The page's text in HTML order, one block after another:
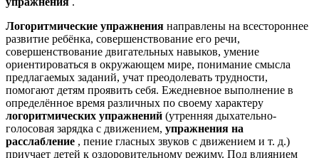
Логоритмические упражнения направлены на всестороннее
развитие ребёнка, совершенствование его речи,
совершенствование двигательных навыков, умение
ориентироваться в окружающем мире, понимание смысла
предлагаемых заданий, учат преодолевать трудности,
помогают детям проявить себя. Ежедневное выполнение в
определённое время различных по своему характеру
логоритмических упражнений (утренняя дыхательно-
голосовая зарядка с движением, упражнения на
расслабление , пение гласных звуков с движением и т. д.)
приучает детей к оздоровительному режиму. Под влиянием